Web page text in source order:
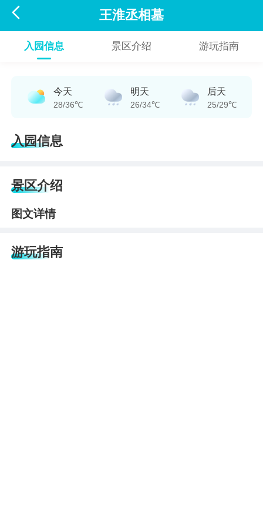
 王淮丞相墓
入园信息 景区介绍 游玩指南
今天
28/36℃
明天
26/34℃
后天
25/29℃
入园信息
景区介绍
图文详情
游玩指南